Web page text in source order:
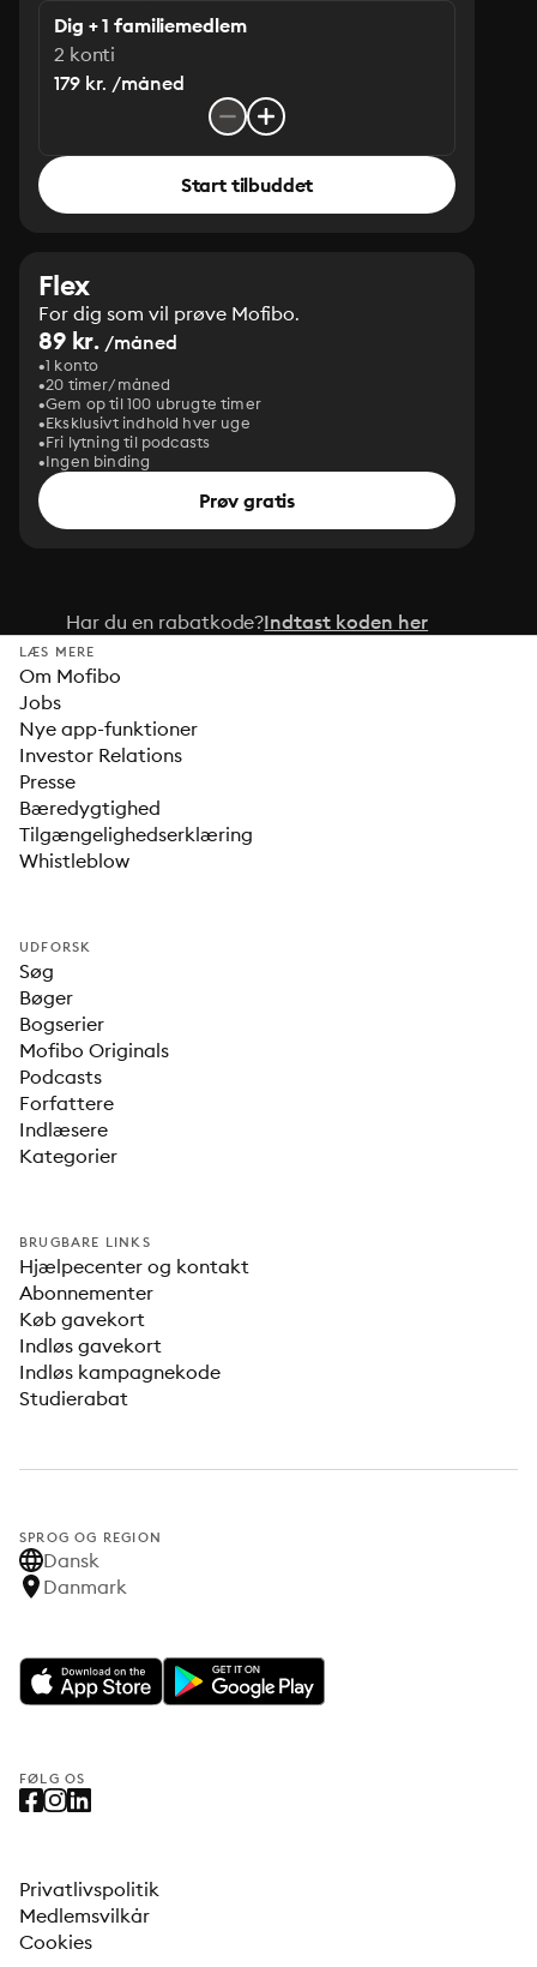
Dig + 1 familiemedlem
2 konti
179 kr. /måned
Start tilbuddet
Flex
For dig som vil prøve Mofibo.
89 kr. /måned
1 konto
20 timer/måned
Gem op til 100 ubrugte timer
Eksklusivt indhold hver uge
Fri lytning til podcasts
Ingen binding
Prøv gratis
Har du en rabatkode?Indtast koden her
LÆS MERE
Om Mofibo
Jobs
Nye app-funktioner
Investor Relations
Presse
Bæredygtighed
Tilgængelighedserklæring
Whistleblow
UDFORSK
Søg
Bøger
Bogserier
Mofibo Originals
Podcasts
Forfattere
Indlæsere
Kategorier
BRUGBARE LINKS
Hjælpecenter og kontakt
Abonnementer
Køb gavekort
Indløs gavekort
Indløs kampagnekode
Studierabat
SPROG OG REGION
Dansk
Danmark
FØLG OS
Privatlivspolitik
Medlemsvilkår
Cookies